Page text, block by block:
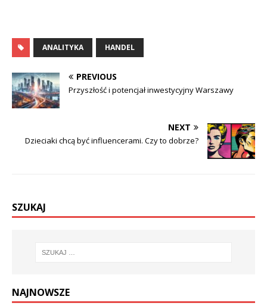
ANALITYKA HANDEL
PREVIOUS
Przyszłość i potencjał inwestycyjny Warszawy
NEXT
Dzieciaki chcą być influencerami. Czy to dobrze?
SZUKAJ
NAJNOWSZE